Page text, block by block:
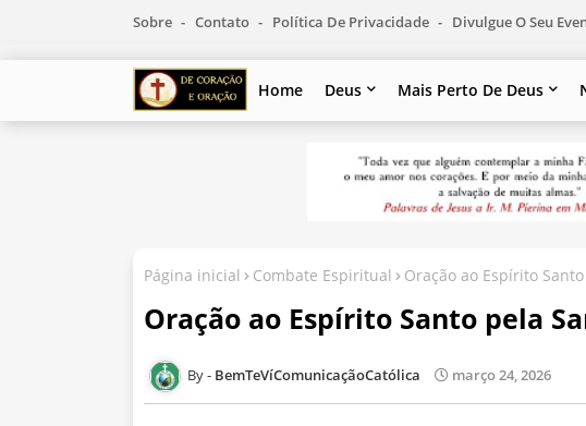
Sobre Contato Política De Privacidade Divulgue O Seu
Home Deus Mais Perto De Deus
Página inicial Combate Espiritual Oração ao Espírito
Oração ao Espírito Santo pela
BemTeVíComunicaçãoCatólica março 24, 2026